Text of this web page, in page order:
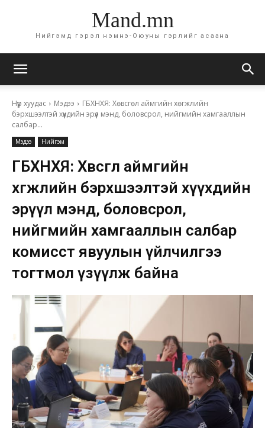
Mand.mn
Нийгэмд гэрэл нэмнэ-Оюуны гэрлийг асаана
Нүүр хуудас Мэдээ
ГБХНХЯ: Хөвсгөл аймгийн хөгжлийн
бэрхшээлтэй хүүхдийн эрүүл мэнд, боловсрол, нийгмийн хамгааллын
салбар...
Мэдээ Нийгэм
ГБХНХЯ: Хөвсгөл аймгийн
хөгжлийн бэрхшээлтэй хүүхдийн
эрүүл мэнд, боловсрол,
нийгмийн хамгааллын салбар
комисст явуулын үйлчилгээ
тогтмол үзүүлж байна